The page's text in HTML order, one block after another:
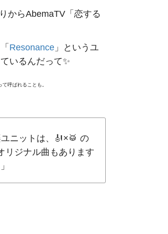
からAbemaTV「恋する
Resonance 」というユ
いるんだって✨
呼ばれることも。
ニットは、🎻×🥁 の
リジナル曲もあります